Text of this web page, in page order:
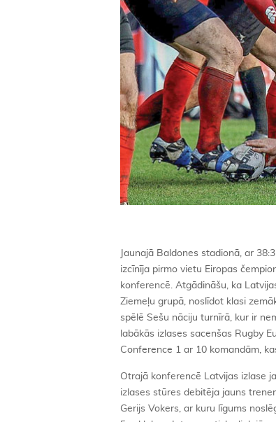
Jaunajā Baldones stadionā, ar
izcīnīja pirmo vietu Eiropas
konferencē. Atgādināšu, ka
Ziemeļu grupā, noslīdot klasi
spēlē Sešu nāciju turnīrā, kur ir
labākās izlases sacenšas Rugby
Conference 1 ar 10 komandām,
Otrajā konferencē Latvijas izlase
izlases stūres debitēja jauns
Gerijs Vokers, ar kuru līgums